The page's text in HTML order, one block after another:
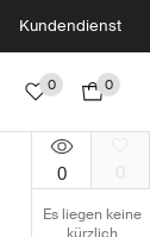
Kundendienst
0 0
0 0
Es liegen keine